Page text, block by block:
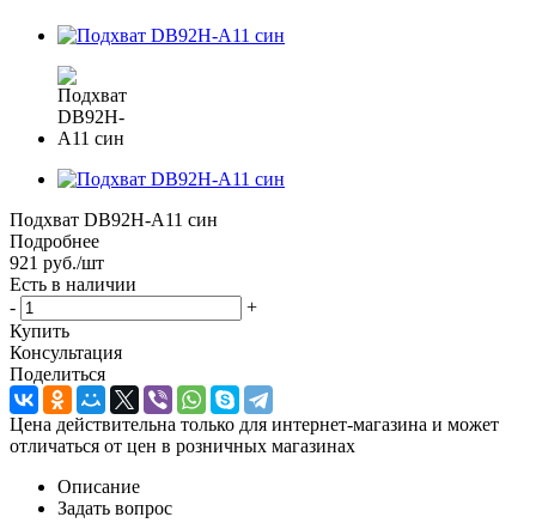
Подхват DB92H-A11 син
Подробнее
921 руб./шт
Есть в наличии
-
+
Купить
Консультация
Поделиться
Цена действительна только для интернет-магазина и может
отличаться от цен в розничных магазинах
Описание
Задать вопрос